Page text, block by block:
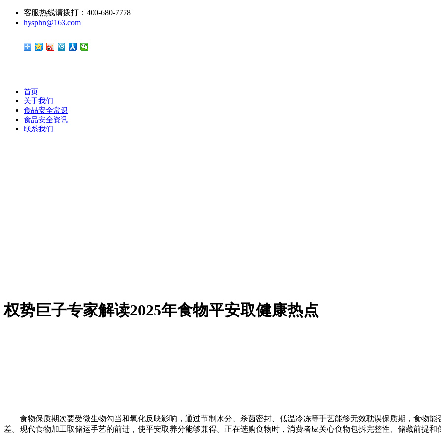
客服热线请拨打：400-680-7778
hysphn@163.com
首页
关于我们
食品安全常识
食品安全资讯
联系我们
权势巨子专家解读2025年食物平安取健康热点
食物保质期次要受微生物勾当和氧化反映影响，通过节制水分、杀菌密封、低温冷冻等手艺能够无效耽误保质期，食物能
差。现代食物加工取储运手艺的前进，使平安取养分能够兼得。正在选购食物时，消费者应关心食物包拆完整性、储藏前提